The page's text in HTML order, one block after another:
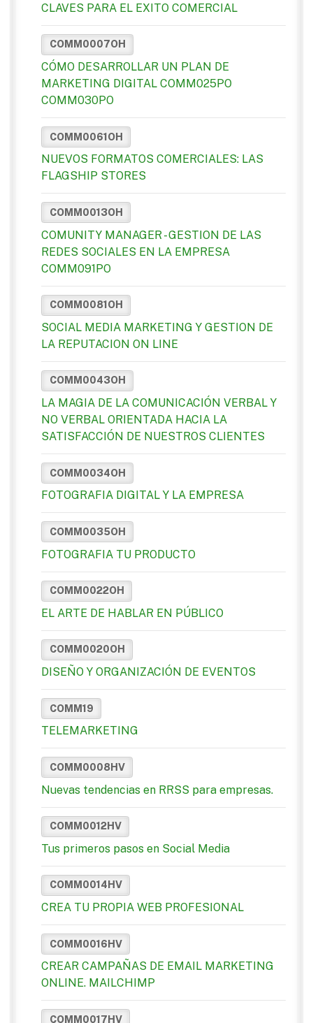
CLAVES PARA EL EXITO COMERCIAL
COMM0007OH
CÓMO DESARROLLAR UN PLAN DE
MARKETING DIGITAL COMM025PO
COMM030PO
COMM0061OH
NUEVOS FORMATOS COMERCIALES: LAS
FLAGSHIP STORES
COMM0013OH
COMUNITY MANAGER - GESTION DE LAS
REDES SOCIALES EN LA EMPRESA
COMM091PO
COMM0081OH
SOCIAL MEDIA MARKETING Y GESTION DE
LA REPUTACION ON LINE
COMM0043OH
LA MAGIA DE LA COMUNICACIÓN VERBAL Y
NO VERBAL ORIENTADA HACIA LA
SATISFACCIÓN DE NUESTROS CLIENTES
COMM0034OH
FOTOGRAFIA DIGITAL Y LA EMPRESA
COMM0035OH
FOTOGRAFIA TU PRODUCTO
COMM0022OH
EL ARTE DE HABLAR EN PÚBLICO
COMM0020OH
DISEÑO Y ORGANIZACIÓN DE EVENTOS
COMM19
TELEMARKETING
COMM0008HV
Nuevas tendencias en RRSS para empresas.
COMM0012HV
Tus primeros pasos en Social Media
COMM0014HV
CREA TU PROPIA WEB PROFESIONAL
COMM0016HV
CREAR CAMPAÑAS DE EMAIL MARKETING
ONLINE. MAILCHIMP
COMM0017HV